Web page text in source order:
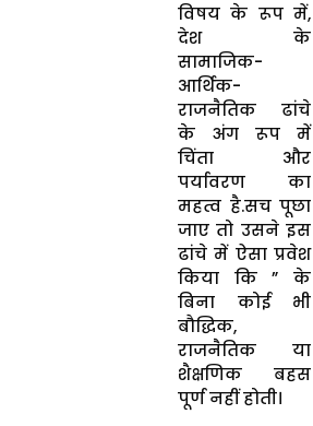
विषय के रूप में,
देश के
सामाजिक-
आर्थिक-
राजनैतिक ढांचे
के अंग रूप में
चिंता और
पर्यावरण का
महत्व है.सच पूछा
जाए तो उसने इस
ढांचे में ऐसा प्रवेश
किया कि ” के
बिना कोई भी
बौद्धिक,
राजनैतिक या
शैक्षणिक बहस
पूर्ण नहीं होती।